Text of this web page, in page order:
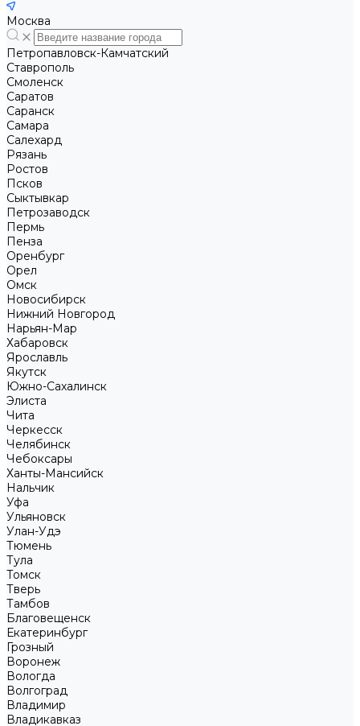
Москва
Петропавловск-Камчатский
Ставрополь
Смоленск
Саратов
Саранск
Самара
Салехард
Рязань
Ростов
Псков
Сыктывкар
Петрозаводск
Пермь
Пенза
Оренбург
Орел
Омск
Новосибирск
Нижний Новгород
Нарьян-Мар
Хабаровск
Ярославль
Якутск
Южно-Сахалинск
Элиста
Чита
Черкесск
Челябинск
Чебоксары
Ханты-Мансийск
Нальчик
Уфа
Ульяновск
Улан-Удэ
Тюмень
Тула
Томск
Тверь
Тамбов
Благовещенск
Екатеринбург
Грозный
Воронеж
Вологда
Волгоград
Владимир
Владикавказ